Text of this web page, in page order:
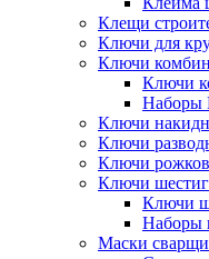
Клещи
Ключи для
Ключи
Ключи
Наборы
Ключи
Ключи
Ключи
Ключи
Ключи
Наборы
Маски